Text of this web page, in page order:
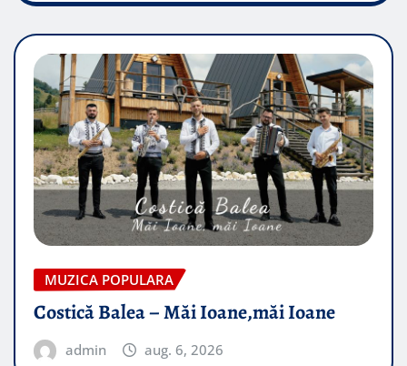
MUZICA POPULARA
Costică Balea – Măi Ioane,măi Ioane
admin aug. 6, 2026